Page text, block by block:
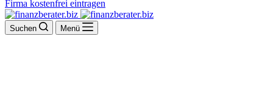
Firma kostenfrei eintragen
Suchen Menü